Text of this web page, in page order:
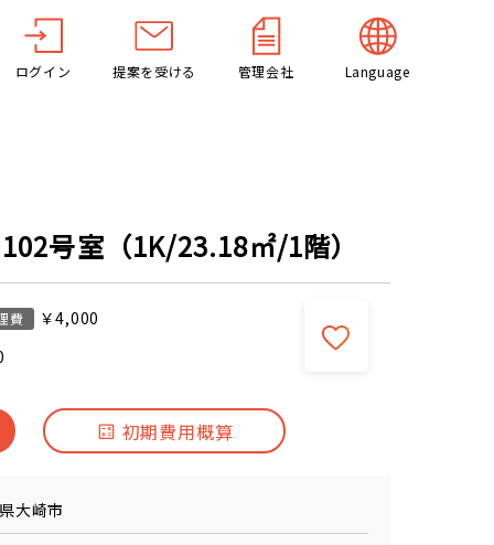
ログイン 提案を受ける 管理会社 Language
号室（1K/23.18㎡/1階）
費
￥4,000
初期費用概算
大崎市